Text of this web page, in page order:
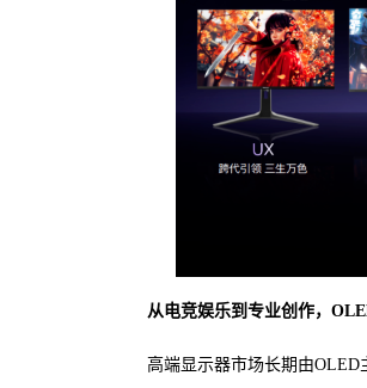
从电竞娱乐到专业创作，
高端显示器市场长期由